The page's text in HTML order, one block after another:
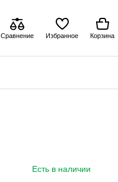
Сравнение Избранное Корзина
Есть в наличии